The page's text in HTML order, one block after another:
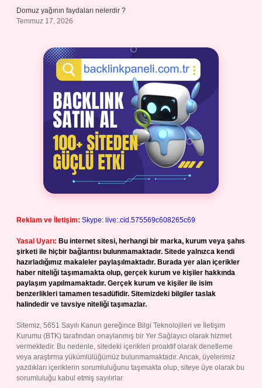
Domuz yağının faydaları nelerdir ?
Temmuz 17, 2026
Reklam ve İletişim: Skype: live:.cid.575569c608265c69
Yasal Uyarı: Bu internet sitesi, herhangi bir marka, kurum veya şahıs
şirketi ile hiçbir bağlantısı bulunmamaktadır. Sitede yalnızca kendi
hazırladığımız makaleler paylaşılmaktadır. Burada yer alan içerikler
haber niteliği taşımamakta olup, gerçek kurum ve kişiler hakkında
paylaşım yapılmamaktadır. Gerçek kurum ve kişiler ile isim
benzerlikleri tamamen tesadüfidir. Sitemizdeki bilgiler taslak
halindedir ve tavsiye niteliği taşımazlar.
Sitemiz, 5651 Sayılı Kanun gereğince Bilgi Teknolojileri ve İletişim
Kurumu (BTK) tarafından onaylanmış bir Yer Sağlayıcı olarak hizmet
vermektedir. Bu nedenle, sitedeki içerikleri proaktif olarak denetleme
veya araştırma yükümlülüğümüz bulunmamaktadır. Ancak, üyelerimiz
yazdıkları içeriklerin sorumluluğunu taşımakta olup, siteye üye olarak bu
sorumluluğu kabul etmiş sayılırlar.